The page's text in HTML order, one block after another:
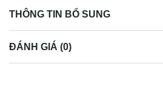
THÔNG TIN BỔ SUNG
ĐÁNH GIÁ (0)